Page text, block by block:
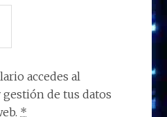
accedes al
de tus datos
*